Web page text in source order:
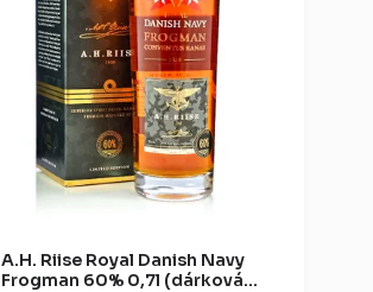
A.H. Riise Royal Danish Navy
Frogman 60% 0,7l (dárková